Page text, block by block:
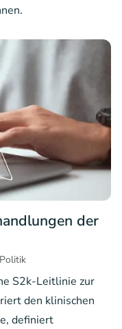
der
S2k-Leitlinie zur
den klinischen
definiert